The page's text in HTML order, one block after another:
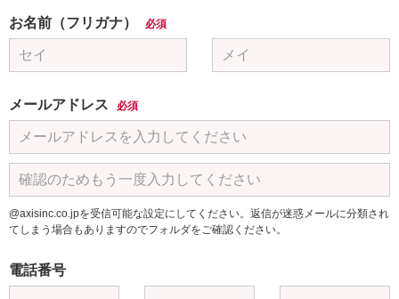
お名前（フリガナ） 必須
メールアドレス 必須
@axisinc.co.jpを受信可能な設定にしてください。返信が迷惑メールに分類され
てしまう場合もありますのでフォルダをご確認ください。
電話番号